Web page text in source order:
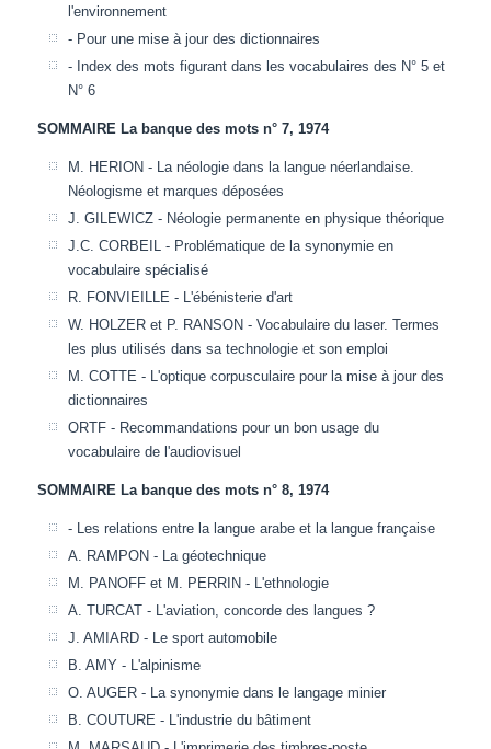
l'environnement
- Pour une mise à jour des dictionnaires
- Index des mots figurant dans les vocabulaires des N° 5 et
N° 6
SOMMAIRE La banque des mots n° 7, 1974
M. HERION - La néologie dans la langue néerlandaise.
Néologisme et marques déposées
J. GILEWICZ - Néologie permanente en physique théorique
J.C. CORBEIL - Problématique de la synonymie en
vocabulaire spécialisé
R. FONVIEILLE - L'ébénisterie d'art
W. HOLZER et P. RANSON - Vocabulaire du laser. Termes
les plus utilisés dans sa technologie et son emploi
M. COTTE - L'optique corpusculaire pour la mise à jour des
dictionnaires
ORTF - Recommandations pour un bon usage du
vocabulaire de l'audiovisuel
SOMMAIRE La banque des mots n° 8, 1974
- Les relations entre la langue arabe et la langue française
A. RAMPON - La géotechnique
M. PANOFF et M. PERRIN - L'ethnologie
A. TURCAT - L'aviation, concorde des langues ?
J. AMIARD - Le sport automobile
B. AMY - L'alpinisme
O. AUGER - La synonymie dans le langage minier
B. COUTURE - L'industrie du bâtiment